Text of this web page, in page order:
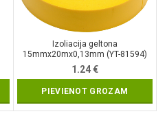
Izoliacija geltona
15mmx20mx0,13mm (YT-81594)
1.24€
PIEVIENOT GROZAM